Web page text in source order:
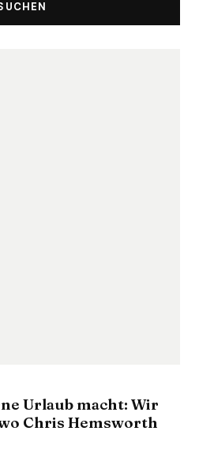
Urlaub macht: Wir
Chris Hemsworth